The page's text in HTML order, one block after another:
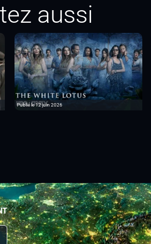
aussi
Publié le 12 juin 2026